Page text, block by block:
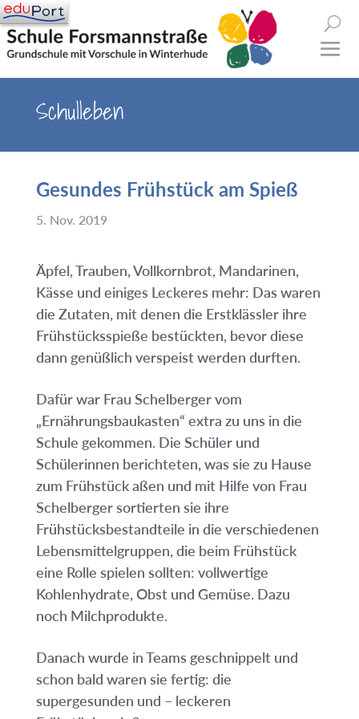
Schulleben
Gesundes Frühstück am Spieß
5. Nov. 2019
Äpfel, Trauben, Vollkornbrot, Mandarinen,
Kässe und einiges Leckeres mehr: Das waren
die Zutaten, mit denen die Erstklässler ihre
Frühstücksspieße bestückten, bevor diese
dann genüßlich verspeist werden durften.
Dafür war Frau Schelberger vom
„Ernährungsbaukasten“ extra zu uns in die
Schule gekommen. Die Schüler und
Schülerinnen berichteten, was sie zu Hause
zum Frühstück aßen und mit Hilfe von Frau
Schelberger sortierten sie ihre
Frühstücksbestandteile in die verschiedenen
Lebensmittelgruppen, die beim Frühstück
eine Rolle spielen sollten: vollwertige
Kohlenhydrate, Obst und Gemüse. Dazu
noch Milchprodukte.
Danach wurde in Teams geschnippelt und
schon bald waren sie fertig: die
supergesunden und – leckeren